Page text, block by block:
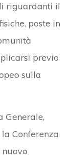
riguardanti il
poste in
previo
sulla
Generale,
Conferenza